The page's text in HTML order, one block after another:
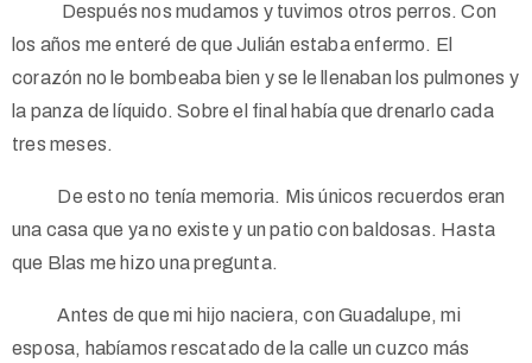
Después nos mudamos y tuvimos otros perros. Con
los años me enteré de que Julián estaba enfermo. El
corazón no le bombeaba bien y se le llenaban los pulmones y
la panza de líquido. Sobre el final había que drenarlo cada
tres meses.
De esto no tenía memoria. Mis únicos recuerdos eran
una casa que ya no existe y un patio con baldosas. Hasta
que Blas me hizo una pregunta.
Antes de que mi hijo naciera, con Guadalupe, mi
esposa, habíamos rescatado de la calle un cuzco más